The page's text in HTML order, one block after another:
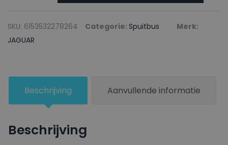
Blanke
lak
BURGUNDY
150ml
SKU: 6153532278264 Categorie: Spuitbus
Merk:
JAGUAR
Beschrijving Aanvullende informatie
Beschrijving